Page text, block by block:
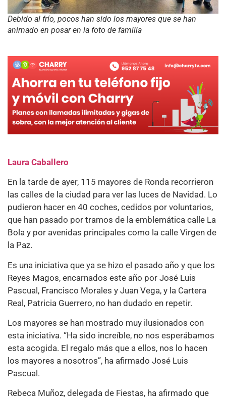
Debido al frío, pocos han sido los mayores que se han
animado en posar en la foto de familia
Laura Caballero
En la tarde de ayer, 115 mayores de Ronda recorrieron
las calles de la ciudad para ver las luces de Navidad. Lo
pudieron hacer en 40 coches, cedidos por voluntarios,
que han pasado por tramos de la emblemática calle La
Bola y por avenidas principales como la calle Virgen de
la Paz.
Es una iniciativa que ya se hizo el pasado año y que los
Reyes Magos, encarnados este año por José Luis
Pascual, Francisco Morales y Juan Vega, y la Cartera
Real, Patricia Guerrero, no han dudado en repetir.
Los mayores se han mostrado muy ilusionados con
esta iniciativa. “Ha sido increíble, no nos esperábamos
esta acogida. El regalo más que a ellos, nos lo hacen
los mayores a nosotros”, ha afirmado José Luis
Pascual.
Rebeca Muñoz, delegada de Fiestas, ha afirmado que